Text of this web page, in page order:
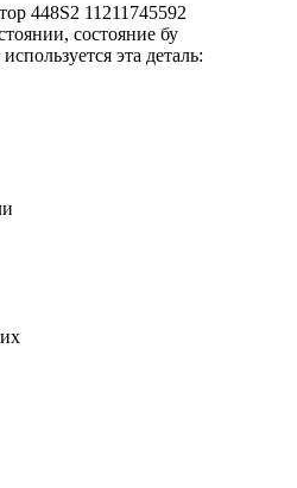
448S2 11211745592
состояние бу
эта деталь: